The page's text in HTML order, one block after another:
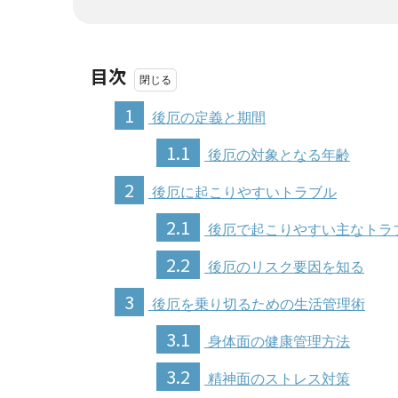
目次
1
後厄の定義と期間
1.1 後厄の対象となる年齢
2 後厄に起こりやすいトラブル
2.1 後厄で起こりやすい主なトラ
2.2 後厄のリスク要因を知る
3 後厄を乗り切るための生活管理術
3.1 身体面の健康管理方法
3.2 精神面のストレス対策